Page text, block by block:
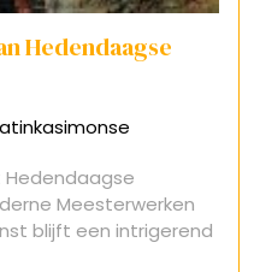
Hedendaagse
Hedendaagse
Meesterwerken
blijft een intrigerend